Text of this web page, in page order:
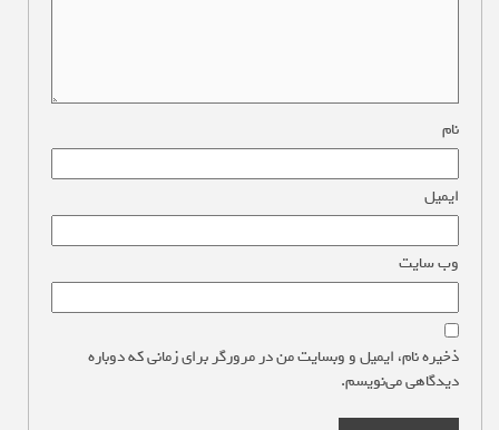
نام
ایمیل
وب‌ سایت
ذخیره نام، ایمیل و وبسایت من در مرورگر برای زمانی که دوباره
دیدگاهی می‌نویسم.